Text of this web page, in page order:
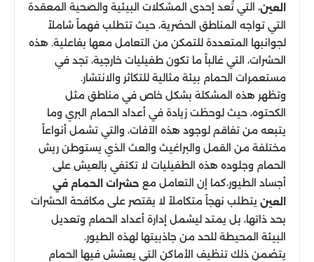
العين، التي تُعد إحدى المشكلات البيئية والصحية المعقدة
التي تواجه المناطق الحضرية، حيث تتطلب فهماً شاملاً
لجوانبها المتعددة للتمكن من التعامل معها بفاعلية. هذه
الحشرات، التي غالباً ما تكون طفيليات خارجية، تجد في
مستعمرات الحمام بيئة مثالية للتكاثر والانتشار.
وتظهر هذه المشكلة بشكل خاص في مناطق مثل
الكحتوه، حيث لوحظت زيادة في أعداد الحمام البري وما
يتبعه من تفاقم لوجود هذه الآفات، والتي تشمل أنواعاً
مختلفة من القمل والبراغيث والعث الذي يستوطن ريش
الحمام وجلوده هذه الطفيليات لا تكتفي بالعيش على
أجساد الطيور،كما إن التعامل مع حشرات الحمام في
العين يتطلب نهجاً متكاملاً لا يقتصر على مكافحة الحشرات
بحد ذاتها، بل يمتد ليشمل إدارة أعداد الحمام وتعديل
البيئة المحيطة للحد من جاذبيتها لهذه الطيور.
يتضمن ذلك تنظيف الأماكن التي يعشش فيها الحمام